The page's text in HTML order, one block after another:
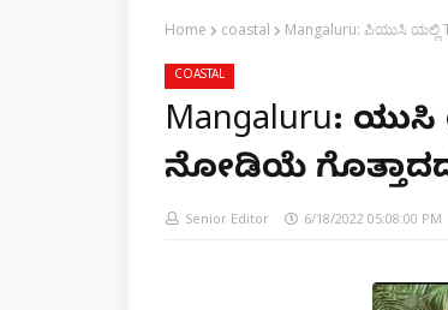
Home coastal Mangaluru: ಪಿಯುಸಿ ಯಲ್ಲಿ
COASTAL
Mangaluru:
ನೋಡಿಯೆ
Senior Editor 6/18/2022 05:08:00 PM